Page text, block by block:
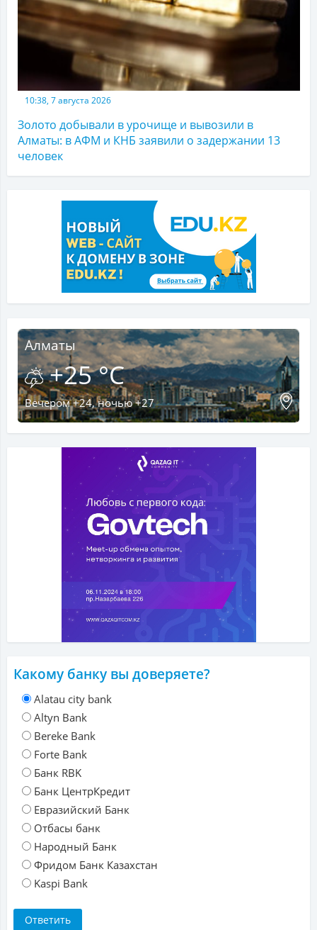
10:38, 7 августа 2026
Золото добывали в урочище и вывозили в
Алматы: в АФМ и КНБ заявили о задержании 13
человек
Алматы
+25 °C
Вечером +24, ночью +27
Какому банку вы доверяете?
Alatau city bank
Altyn Bank
Bereke Bank
Forte Bank
Банк RBK
Банк ЦентрКредит
Евразийский Банк
Отбасы банк
Народный Банк
Фридом Банк Казахстан
Kaspi Bank